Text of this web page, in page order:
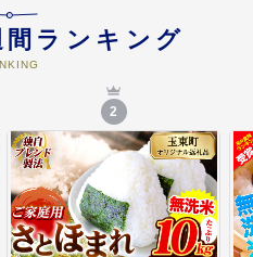
進事業、シンボル事業として展
中の木葉駅前開発推進事業、平
成25年に国指定となった西南の役
関連史跡をはじめとする町の観光
をＰＲ事業などに活用させていた
教育、文化、交流に関する事業
人や自然を思いやる心や、ふるさ
との歴史文化を愛する心を育む教
間ランキング
2